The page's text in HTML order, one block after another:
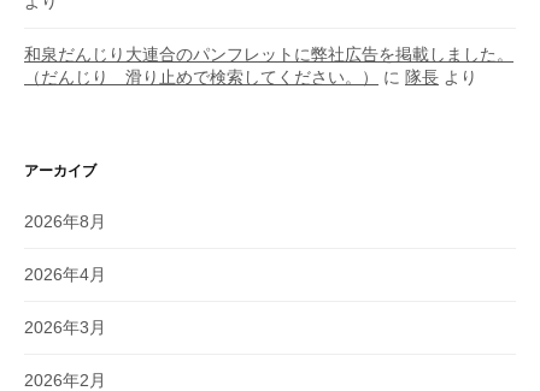
和泉だんじり大連合のパンフレットに弊社広告を掲載しました。
（だんじり 滑り止めで検索してください。）
に 隊長 より
アーカイブ
2026年8月
2026年4月
2026年3月
2026年2月